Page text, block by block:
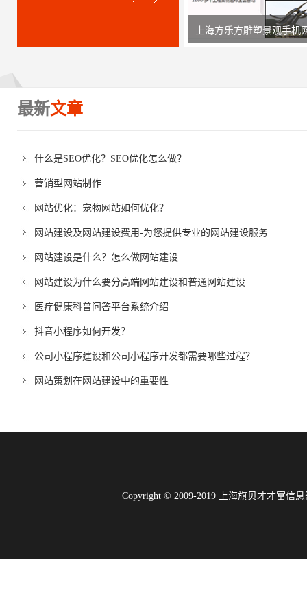
上海方乐方雕塑景观手机
最新文章
什么是SEO优化？SEO优化怎么做？
营销型网站制作
网站优化：宠物网站如何优化？
网站建设及网站建设费用-为您提供专业的网站建设服务
网站建设是什么？怎么做网站建设
网站建设为什么要分高端网站建设和普通网站建设
医疗健康科普问答平台系统介绍
抖音小程序如何开发？
公司小程序建设和公司小程序开发都需要哪些过程？
网站策划在网站建设中的重要性
Copyright © 2009-2019 上海旗贝才才富信